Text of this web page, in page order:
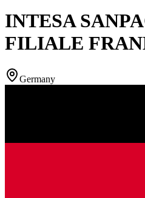
INTESA
FILIALE
Germany